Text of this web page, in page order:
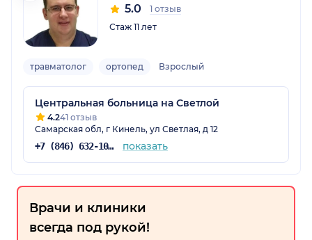
5.0
1 отзыв
Стаж 11 лет
травматолог ортопед Взрослый
Центральная больница на Светлой
4.241 отзыв
Самарская обл, г Кинель, ул Светлая, д 12
+7 (846) 632-10-40 показать
Врачи и клиники
всегда под рукой!